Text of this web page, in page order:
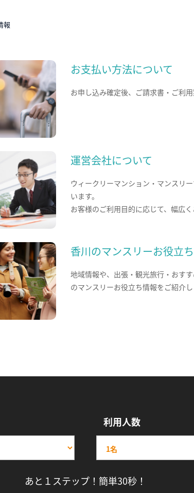
報
お支払い方法について
お申し込み確定後、ご請求書・ご利用
運営会社について
ウィークリーマンション・マンスリ
います。
お客様のご利用目的に応じて、幅広く
香川のマンスリーお役立
地域情報や、出張・観光旅行・おす
のマンスリーお役立ち情報をご紹介し
利用人数
あと１ステップ！簡単30秒！